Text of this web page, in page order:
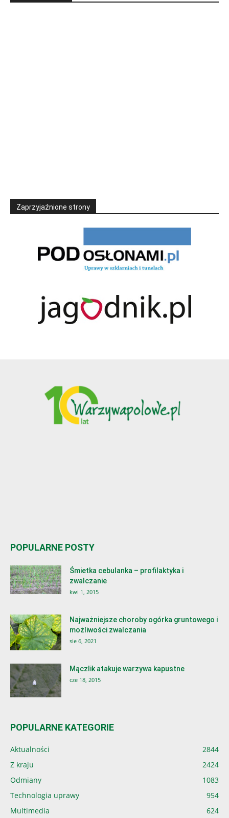
Zaprzyjaźnione strony
POPULARNE POSTY
Śmietka cebulanka – profilaktyka i
zwalczanie
kwi 1, 2015
Najważniejsze choroby ogórka gruntowego i
możliwości zwalczania
sie 6, 2021
Mączlik atakuje warzywa kapustne
cze 18, 2015
POPULARNE KATEGORIE
Aktualności
2844
Z kraju
2424
Odmiany
1083
Technologia uprawy
954
Multimedia
624